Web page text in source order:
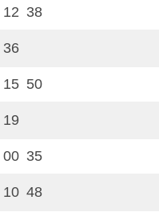
12 38
36
15 50
19
00 35
10 48